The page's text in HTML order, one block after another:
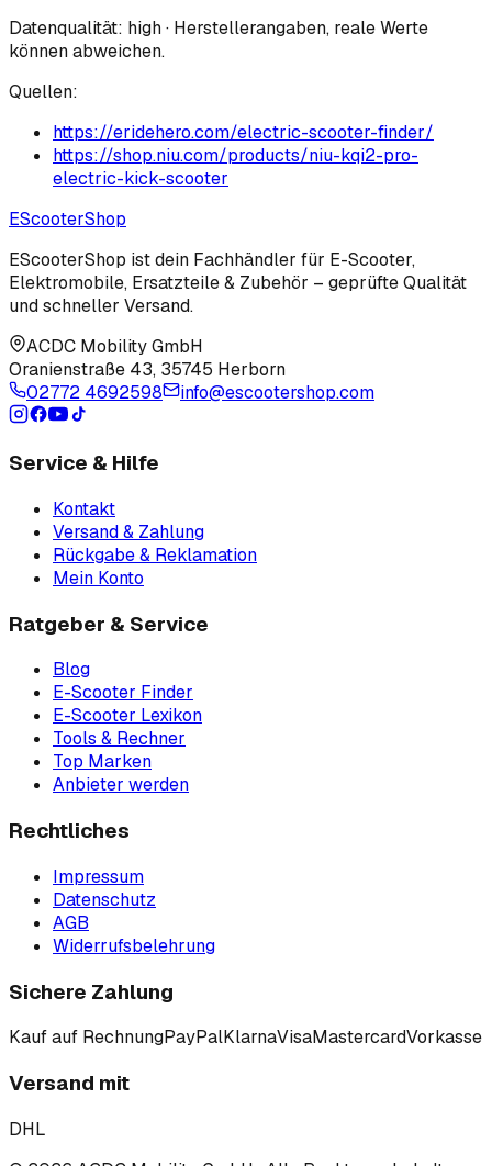
Datenqualität: high· Herstellerangaben, reale Werte
können abweichen.
Quellen:
https://eridehero.com/electric-scooter-finder/
https://shop.niu.com/products/niu-kqi2-pro-
electric-kick-scooter
EScooterShop
EScooterShop ist dein Fachhändler für E-Scooter,
Elektromobile, Ersatzteile & Zubehör – geprüfte Qualität
und schneller Versand.
ACDC Mobility GmbH
Oranienstraße 43, 35745 Herborn
02772 4692598
info@escootershop.com
Service & Hilfe
Kontakt
Versand & Zahlung
Rückgabe & Reklamation
Mein Konto
Ratgeber & Service
Blog
E-Scooter Finder
E-Scooter Lexikon
Tools & Rechner
Top Marken
Anbieter werden
Rechtliches
Impressum
Datenschutz
AGB
Widerrufsbelehrung
Sichere Zahlung
Kauf auf RechnungPayPalKlarnaVisaMastercardVorkasse
Versand mit
DHL